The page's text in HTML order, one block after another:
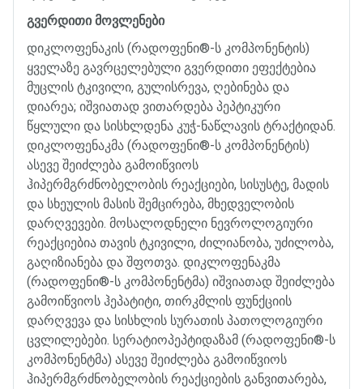
გვერდითი მოვლენები
დიკლოფენაკის (რადოფენი®-ს კომპონენტის)
ყველაზე გავრცელებული გვერდითი ეფექტებია
მუცლის ტკივილი, გულისრევა, ღებინება და
დიარეა; იშვიათად ვითარდება პეპტიკური
წყლული და სისხლდენა კუჭ-ნაწლავის ტრაქტიდან.
დიკლოფენაკმა (რადოფენი®-ს კომპონენტის)
ასევე შეიძლება გამოიწვიოს
ჰიპერმგრძნობელობის რეაქციები, სისუსტე, მადის
და სხეულის მასის შემცირება, მხედველობის
დარღვევები. მოსალოდნელი ნევროლოგიური
რეაქციებია თავის ტკივილი, ძილიანობა, უძილობა,
გაღიზიანება და შფოთვა. დიკლოფენაკმა
(რადოფენი®-ს კომპონენტმა) იშვიათად შეიძლება
გამოიწვიოს ჰეპატიტი, თირკმლის ფუნქციის
დარღვევა და სისხლის სურათის პათოლოგიური
ცვლილებები. სერატიოპეპტიდაზამ (რადოფენი®-ს
კომპონენტმა) ასევე შეიძლება გამოიწვიოს
ჰიპერმგრძნობელობის რეაქციების განვითარება,